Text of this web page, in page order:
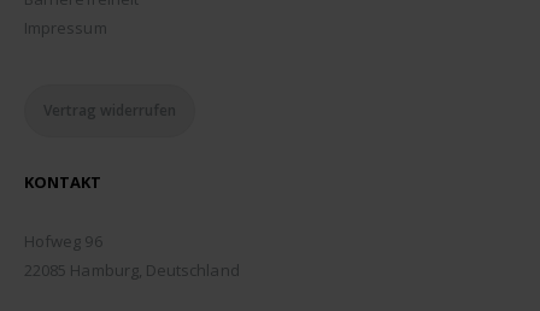
Impressum
Vertrag widerrufen
KONTAKT
Hofweg 96
22085 Hamburg, Deutschland